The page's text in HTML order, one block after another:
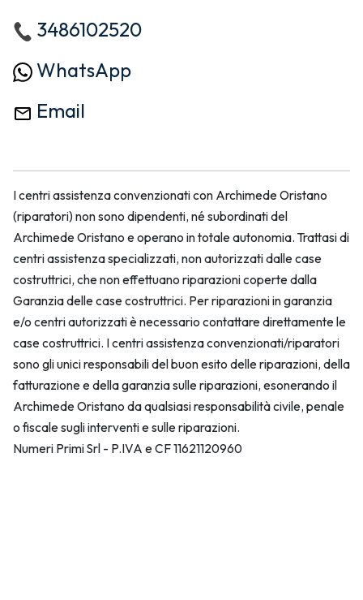
3486102520
WhatsApp
Email
I centri assistenza convenzionati con Archimede Oristano
(riparatori) non sono dipendenti, né subordinati del
Archimede Oristano e operano in totale autonomia. Trattasi di
centri assistenza specializzati, non autorizzati dalle case
costruttrici, che non effettuano riparazioni coperte dalla
Garanzia delle case costruttrici. Per riparazioni in garanzia
e/o centri autorizzati è necessario contattare direttamente le
case costruttrici. I centri assistenza convenzionati/riparatori
sono gli unici responsabili del buon esito delle riparazioni, della
fatturazione e della garanzia sulle riparazioni, esonerando il
Archimede Oristano da qualsiasi responsabilità civile, penale
o fiscale sugli interventi e sulle riparazioni.
Numeri Primi Srl - P.IVA e CF 11621120960